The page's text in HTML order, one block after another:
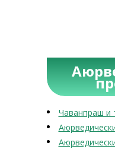
Чаванпраш и